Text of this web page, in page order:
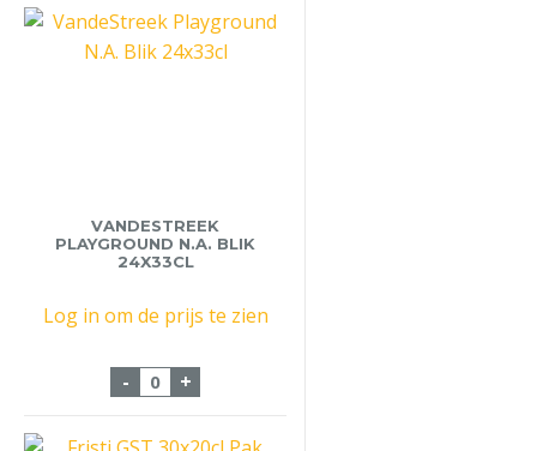
VANDESTREEK
PLAYGROUND N.A. BLIK
24X33CL
Log in om de prijs te zien
- VandeStreek Playground N.A. Blik
+